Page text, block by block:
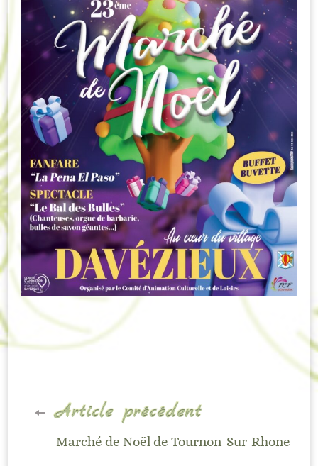
Navigation
d'article
Article précédent
Marché de Noël de Tournon-Sur-Rhone